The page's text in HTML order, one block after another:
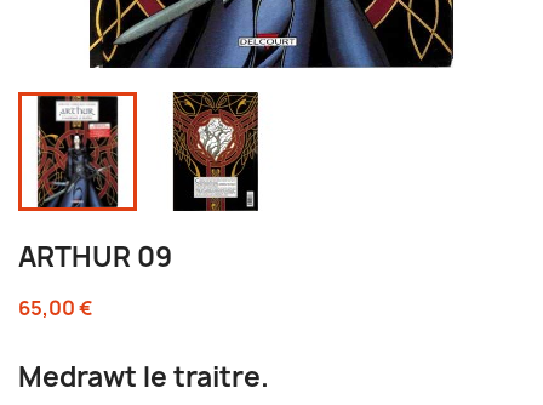
ARTHUR 09
65,00 €
Medrawt le traitre.